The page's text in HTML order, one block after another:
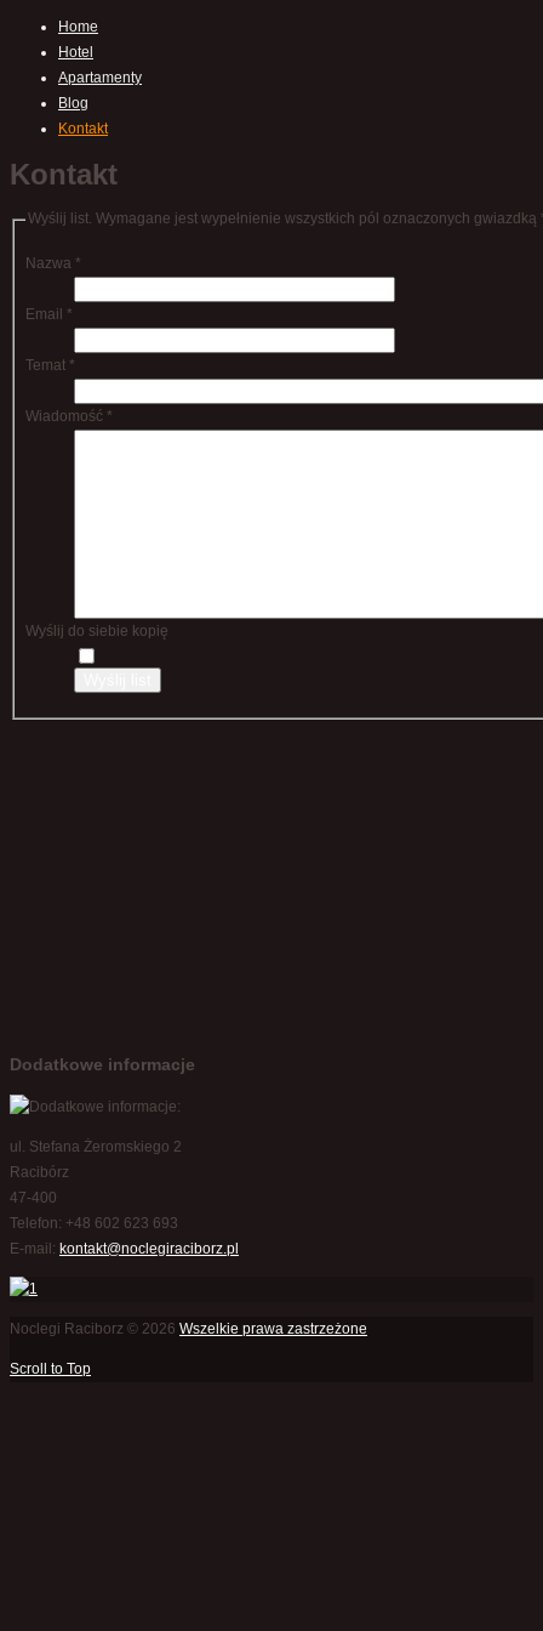
Home
Hotel
Apartamenty
Blog
Kontakt
Kontakt
Wyślij list. Wymagane jest wypełnienie wszystkich pól oznaczonych gwiazdką
Nazwa *
Email *
Temat *
Wiadomość *
Wyślij do siebie kopię
Dodatkowe informacje
ul. Stefana Żeromskiego 2
Racibórz
47-400
Telefon: +48 602 623 693
E-mail: kontakt@noclegiraciborz.pl
Noclegi Raciborz © 2026 Wszelkie prawa zastrzeżone
Scroll to Top